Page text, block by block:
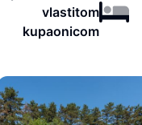
vlastitom
kupaonicom